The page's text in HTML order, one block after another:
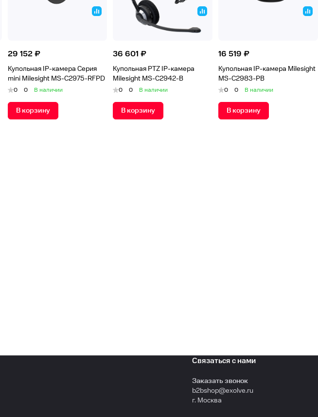
29 152 ₽
Купольная IP-камера Серия
mini Milesight MS-C2975-RFPD
0 0 В наличии
В корзину
36 601 ₽
Купольная PTZ IP-камера
Milesight MS-C2942-B
0 0 В наличии
В корзину
16 519 ₽
Купольная IP-камера Milesight
MS-C2983-PB
0 0 В наличии
В корзину
Связаться с нами
Заказать звонок
b2bshop@exolve.ru
г. Москва